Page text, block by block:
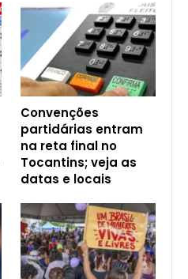
Convenções
partidárias entram
na reta final no
Tocantins; veja as
datas e locais